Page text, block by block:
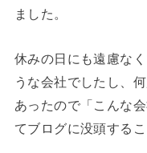
ました。
休みの日にも遠慮な
うな会社でしたし、
あったので「こんな
てブログに没頭する